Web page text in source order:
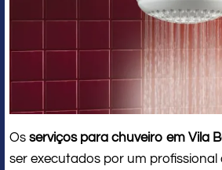
Os serviços para chuveiro em Vila
ser executados por um profissional